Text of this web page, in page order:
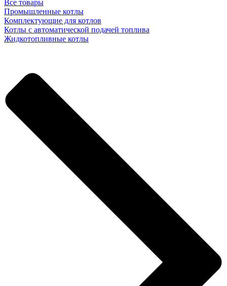
Все товары
Промышленные котлы
Комплектующие для котлов
Котлы с автоматической подачей топлива
Жидкотопливные котлы